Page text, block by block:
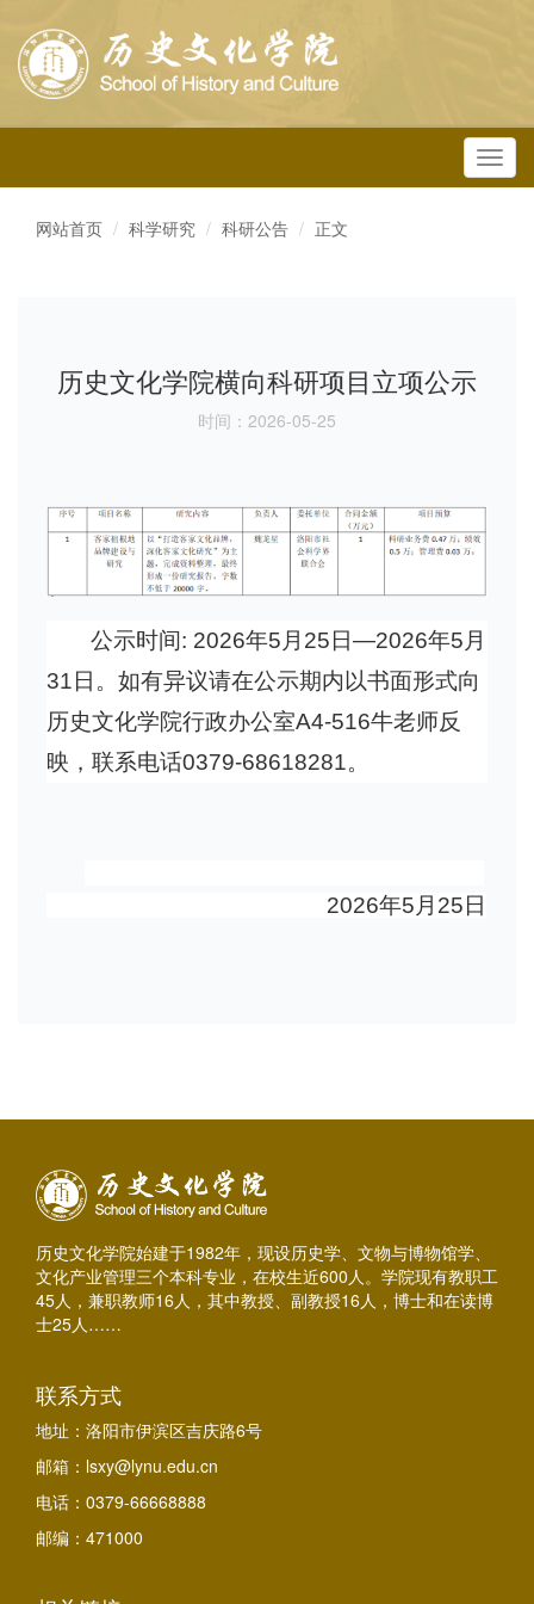
网站首页
科学研究 科研公告 正文
历史文化学院横向科研项目立项公示
时间：2026-05-25
公示时间: 2026年5 月 25 日—2026年5 月
31 日。如有异议请在公示期内以书面形式向
历史文化学院行政办公室A4-516牛老师反
映，联系电话0379-68618281。
2026年5 月 25 日
历史文化学院始建于1982年，现设历史学、文物与博物馆学、
文化产业管理三个本科专业，在校生近600人。学院现有教职工
45人，兼职教师16人，其中教授、副教授16人，博士和在读博
士25人……
联系方式
地址：洛阳市伊滨区吉庆路6号
邮箱：lsxy@lynu.edu.cn
电话：0379-66668888
邮编：471000